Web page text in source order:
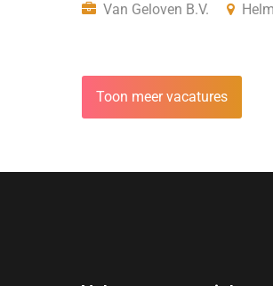
Van Geloven B.V.
Toon meer vacatures